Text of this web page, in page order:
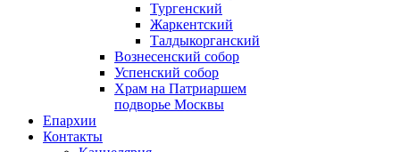
Тургенский
Жаркентский
Талдыкорганский
Вознесенский собор
Успенский собор
Храм на Патриаршем
подворье Москвы
Епархии
Контакты